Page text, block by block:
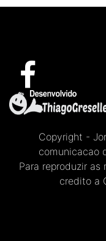
Copyright -
comunicacao
Para reproduzir as
credito a